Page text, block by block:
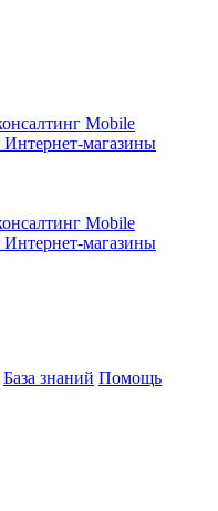
Mobile
Интернет-магазины
Mobile
Интернет-магазины
База знаний Помощь